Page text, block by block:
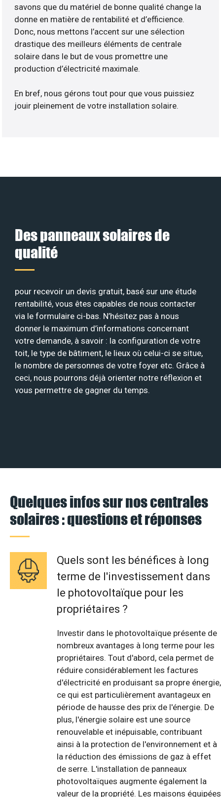
savons que du matériel de bonne qualité change la
donne en matière de rentabilité et d’efficience.
Donc, nous mettons l’accent sur une sélection
drastique des meilleurs éléments de centrale
solaire dans le but de vous promettre une
production d’électricité maximale.
En bref, nous gérons tout pour que vous puissiez
jouir pleinement de votre installation solaire.
Des panneaux solaires de
qualité
pour recevoir un devis gratuit, basé sur une étude
rentabilité, vous êtes capables de nous contacter
via le formulaire ci-bas. N’hésitez pas à nous
donner le maximum d’informations concernant
votre demande, à savoir : la configuration de votre
toit, le type de bâtiment, le lieux où celui-ci se situe,
le nombre de personnes de votre foyer etc. Grâce à
ceci, nous pourrons déjà orienter notre réflexion et
vous permettre de gagner du temps.
Quelques infos sur nos centrales
solaires : questions et réponses
Quels sont les bénéfices à long
terme de l'investissement dans
le photovoltaïque pour les
propriétaires ?
Investir dans le photovoltaïque présente de
nombreux avantages à long terme pour les
propriétaires. Tout d'abord, cela permet de
réduire considérablement les factures
d'électricité en produisant sa propre énergie,
ce qui est particulièrement avantageux en
période de hausse des prix de l'énergie. De
plus, l'énergie solaire est une source
renouvelable et inépuisable, contribuant
ainsi à la protection de l'environnement et à
la réduction des émissions de gaz à effet
de serre. L'installation de panneaux
photovoltaïques augmente également la
valeur de la propriété. Les maisons équipées